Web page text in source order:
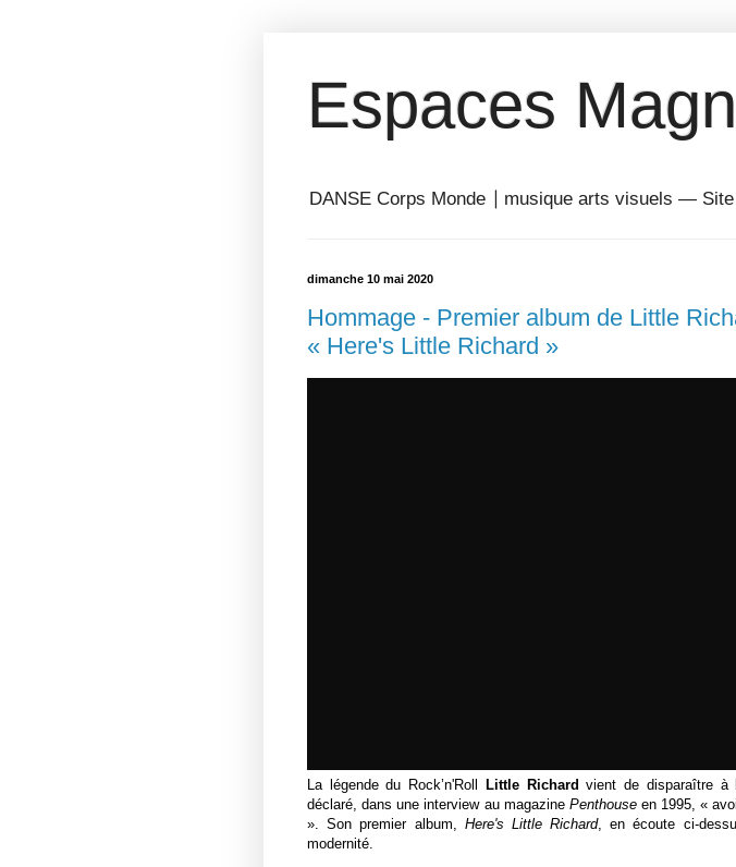
Espaces
DANSE Corps Monde ⎥ musique arts visuels —
dimanche 10 mai 2020
Hommage - Premier album de Little
« Here's Little Richard »
La légende du Rock’n'Roll Little Richard vient de disparaître
déclaré, dans une interview au magazine Penthouseen 1995, «
». Son premier album, Here's Little Richard, en écoute ci-
modernité.